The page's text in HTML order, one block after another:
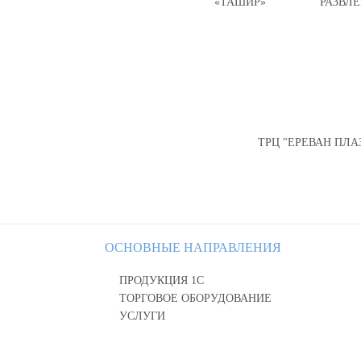
ТРЦ "ЕРЕВАН
ОСНОВНЫЕ НАПРАВЛЕНИЯ
ПРОДУКЦИЯ 1С
ТОРГОВОЕ ОБОРУДОВАНИЕ
УСЛУГИ